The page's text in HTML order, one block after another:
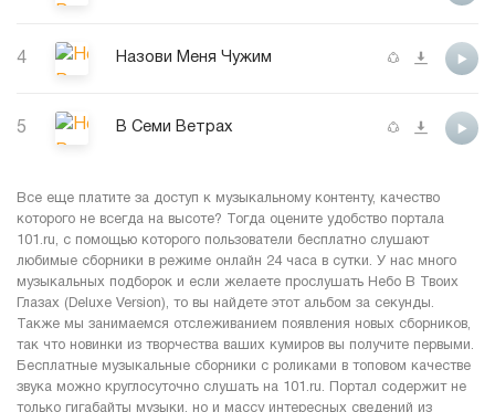
4 Назови Меня Чужим
5 В Семи Ветрах
Все еще платите за доступ к музыкальному контенту, качество
которого не всегда на высоте? Тогда оцените удобство портала
101.ru, с помощью которого пользователи бесплатно слушают
любимые сборники в режиме онлайн 24 часа в сутки. У нас много
музыкальных подборок и если желаете прослушать Небо В Твоих
Глазах (Deluxe Version), то вы найдете этот альбом за секунды.
Также мы занимаемся отслеживанием появления новых сборников,
так что новинки из творчества ваших кумиров вы получите первыми.
Бесплатные музыкальные сборники с роликами в топовом качестве
звука можно круглосуточно слушать на 101.ru. Портал содержит не
только гигабайты музыки, но и массу интересных сведений из